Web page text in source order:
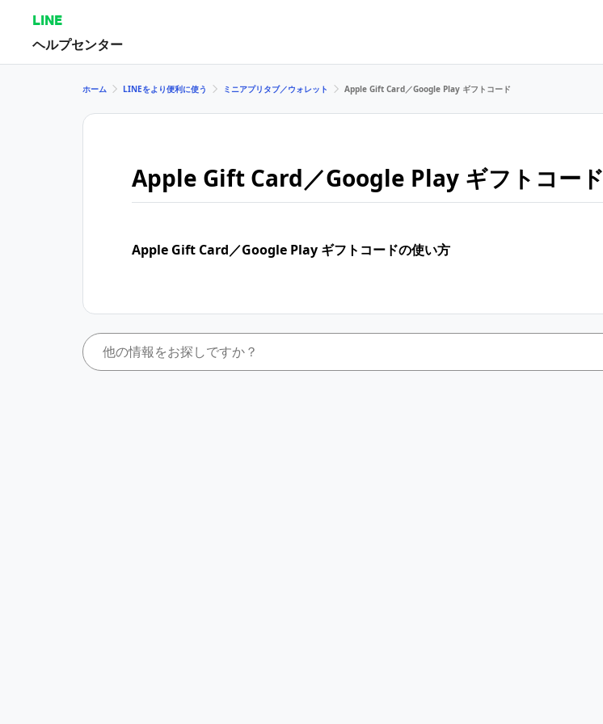
LINE
ヘルプセンター
ホーム LINEをより便利に使う ミニアプリタブ／ウォレット Apple Gift Card／Google Play ギフトコード
Apple Gift Card／Google Play ギフトコード
Apple Gift Card／Google Play ギフトコードの使い方